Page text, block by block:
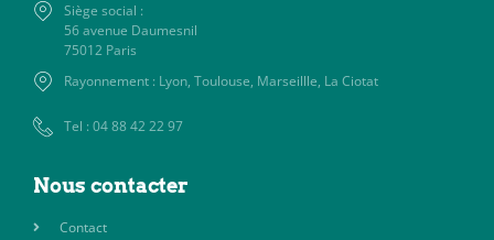
Siège social :
56 avenue Daumesnil
75012 Paris
Rayonnement : Lyon, Toulouse, Marseillle, La Ciotat
Tel : 04 88 42 22 97
Nous contacter
Contact